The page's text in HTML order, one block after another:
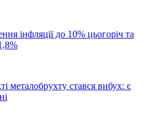
інфляції до 10% цьогоріч та
металобрухту стався вибух: є